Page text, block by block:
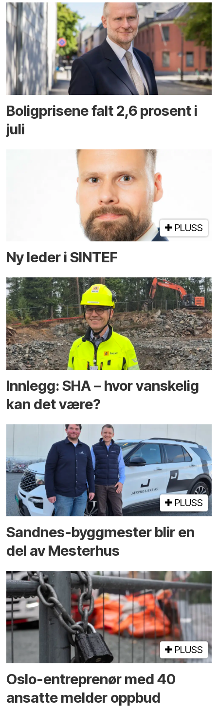
Boligprisene falt 2,6 prosent i
juli
PLUSS
Ny leder i SINTEF
Innlegg: SHA – hvor vanskelig
kan det være?
PLUSS
Sandnes-byggmester blir en
del av Mesterhus
PLUSS
Oslo-entreprenør med 40
ansatte melder oppbud